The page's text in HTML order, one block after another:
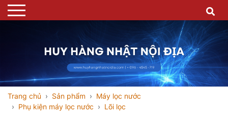
Trang chủ Sản phẩm
Máy lọc nước
Phụ kiện máy lọc nước
Lõi lọc